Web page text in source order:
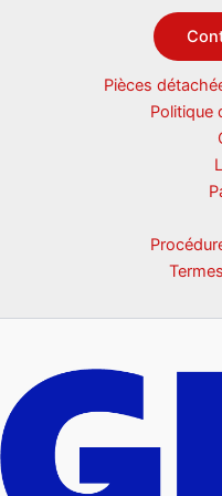
Pièces
Politique